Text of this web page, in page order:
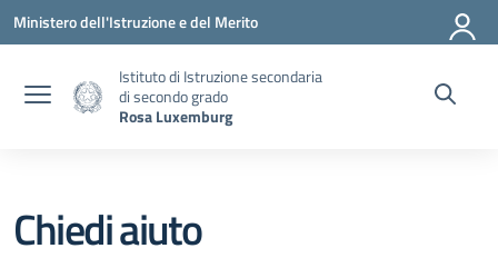
Vai ai contenuti
Vai al menu di navigazione
Vai al footer
Ministero dell'Istruzione e del Merito
Istituto di Istruzione secondaria
di secondo grado
Rosa Luxemburg
Chiedi aiuto